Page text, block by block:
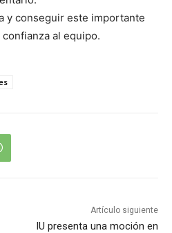
y conseguir este importante
al equipo.
Artículo siguiente
IU presenta una moción en